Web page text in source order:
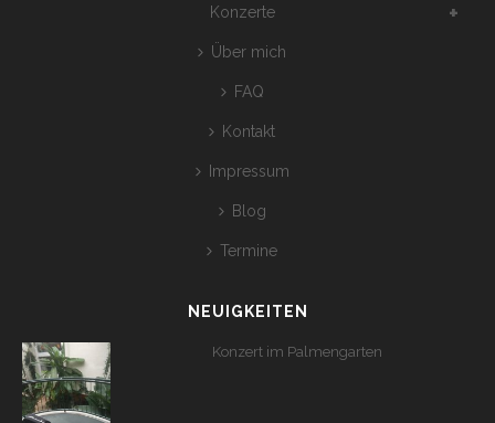
Konzerte
Über mich
FAQ
Kontakt
Impressum
Blog
Termine
NEUIGKEITEN
Konzert im Palmengarten